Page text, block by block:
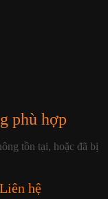
phù hợp
tồn tại, hoặc đã bị
Liên hệ